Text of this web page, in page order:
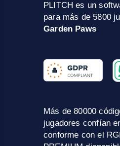
PLITCH es un
para más de 5800
Garden Paws
Más de 80000
jugadores confían
conforme con el